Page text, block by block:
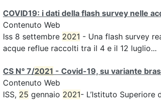
COVID19: i dati della flash survey nelle
Contenuto Web
Iss 8 settembre 2021 - Una flash survey
acque reflue raccolti tra il 4 e il 12 luglio...
CS N° 7/2021 - Covid-19, su variante
Contenuto Web
ISS, 25 gennaio 2021- L’Istituto Superiore